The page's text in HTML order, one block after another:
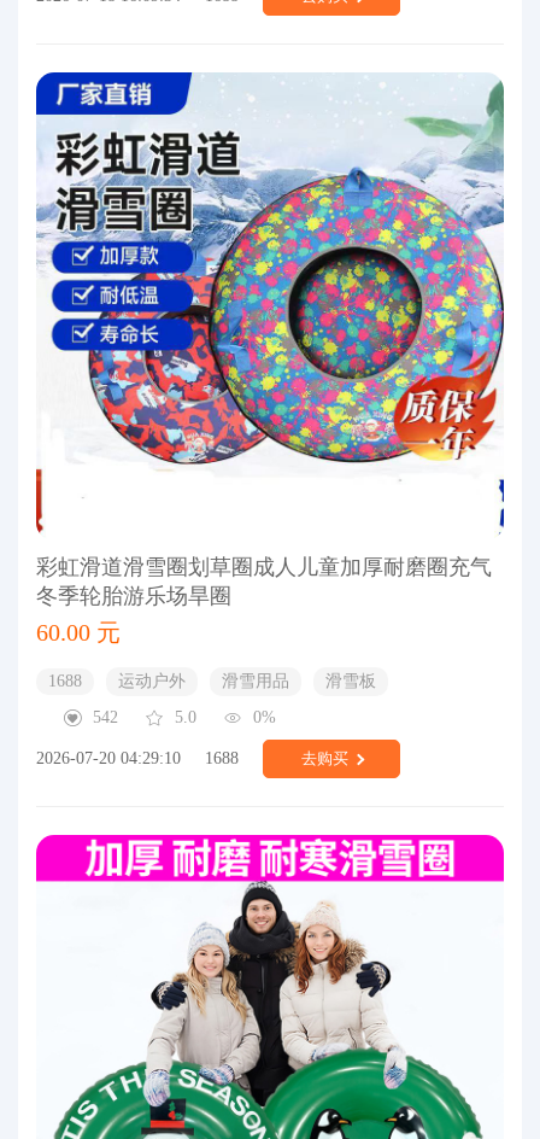
彩虹滑道滑雪圈划草圈成人儿童加厚耐磨圈充气
冬季轮胎游乐场旱圈
60.00 元
1688 运动户外 滑雪用品
滑雪板
542
5.0 0%
2026-07-20 04:29:10 1688 去购买